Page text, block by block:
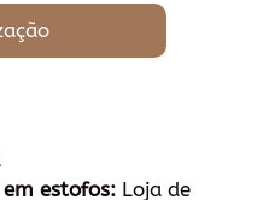
estofos: Loja de